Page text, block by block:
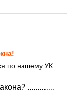
по нашему УК.
..............